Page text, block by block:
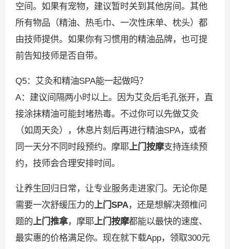
空间。如果有宠物，建议暂时关到其他房间。其他
所有物品（精油、热毛巾、一次性床单、枕头）都
由技师提供。如果你有习惯用的精油品牌，也可提
前告知技师是否自带。
Q5：艾灸和精油SPA能一起做吗？
A：建议间隔两小时以上。因为艾灸后毛孔张开，直
接涂抹精油可能封堵热毒。不过你可以先做艾灸
（如周天灸），休息片刻后再进行精油SPA，或者
同一天分不同时段预约。摩耶上门按摩支持连续预
约，技师会合理安排时间。
让养生回归日常，让专业服务走进家门。无论你是
需要一次舒缓压力的上门SPA，还是想解决颈椎问
题的上门推拿，摩耶上门按摩都能以最快的速度、
最实惠的价格满足你。现在就下载App，领取300元